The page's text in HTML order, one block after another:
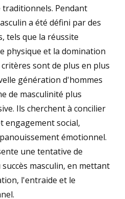
traditionnels. Pendant
a été défini par des
tels que la réussite
physique et la domination
critères sont de plus en plus
génération d'hommes
de masculinité plus
Ils cherchent à concilier
engagement social,
émotionnel.
une tentative de
masculin, en mettant
l'entraide et le